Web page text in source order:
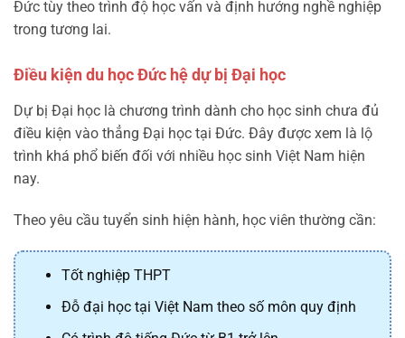
Đức tùy theo trình độ học vấn và định hướng nghề nghiệp
trong tương lai.
Điều kiện du học Đức hệ dự bị Đại học
Dự bị Đại học là chương trình dành cho học sinh chưa đủ
điều kiện vào thẳng Đại học tại Đức. Đây được xem là lộ
trình khá phổ biến đối với nhiều học sinh Việt Nam hiện
nay.
Theo yêu cầu tuyển sinh hiện hành, học viên thường cần:
Tốt nghiệp THPT
Đỗ đại học tại Việt Nam theo số môn quy định